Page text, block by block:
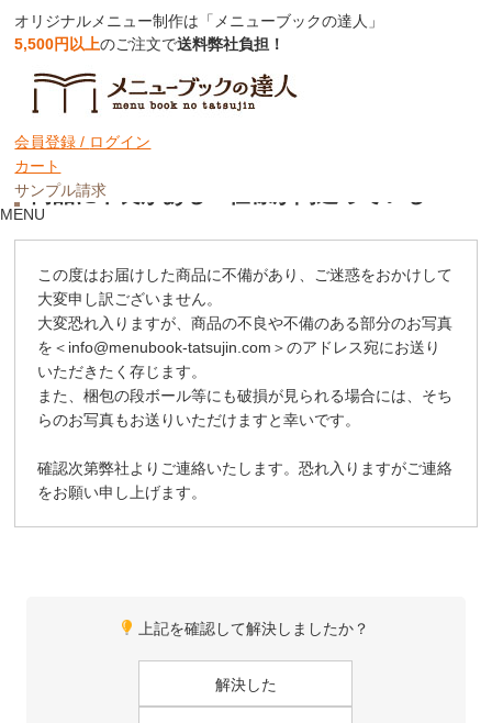
オリジナルメニュー制作は「メニューブックの達人」
5,500円以上のご注文で送料弊社負担！
会員登録 / ログイン
カート
サンプル請求
MENU
ホーム カスタマーサポート
ご注文後のお問い合わせ
お届けした商品について
商品に不良がある・仕様が間違っている
この度はお届けした商品に不備があり、ご迷惑をおかけして
大変申し訳ございません。
大変恐れ入りますが、商品の不良や不備のある部分のお写真
を＜info@menubook-tatsujin.com＞のアドレス宛にお送り
いただきたく存じます。
また、梱包の段ボール等にも破損が見られる場合には、そち
らのお写真もお送りいただけますと幸いです。
確認次第弊社よりご連絡いたします。恐れ入りますがご連絡
をお願い申し上げます。
上記を確認して解決しましたか？